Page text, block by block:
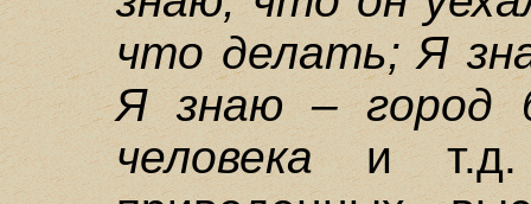
что делать; Я
Я знаю – город
человекаи т.д.